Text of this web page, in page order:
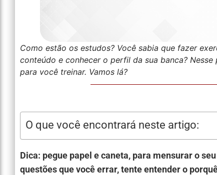
Como estão os estudos? Você sabia que fazer
conteúdo e conhecer o perfil da sua banca?
para você treinar. Vamos lá?
O que você encontrará neste artigo:
Dica: pegue papel e caneta, para mensurar o
questões que você errar, tente entender o